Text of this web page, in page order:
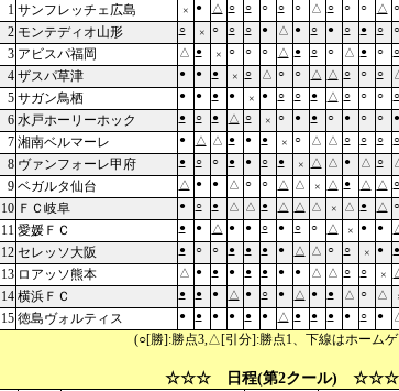
1 サンフレッチェ広島 × ● △ ○ ○ ○ ○ ○ △ ○ ○ ○ △ ○
2 モンテディオ山形 ○ × ○ ○ ○ ● △ ● ○ ● ○ ● ○ ○
3 アビスパ福岡 △ ● × ○ ○ ○ △ ● ○ ○ △ ● ○ ○
4 ザスパ草津 ● ● ● × ○ △ ○ ○ △ △ ○ ○ ○
5 サガン鳥栖 ● ● ● ● × ● ○ ○ ● △ ○ ○ ○ ○
6 水戸ホーリーホック ● ○ ● △ ○ × ○ ● ● ○ ● ○ ○ ●
7 湘南ベルマーレ ● △ △ ● ● ● × ○ △ △ ○ ○ ○ ○
8 ヴァンフォーレ甲府 ● ○ ○ ● ● ○ ● × △ △ ● △ ○
9 ベガルタ仙台 △ ● ● △ ○ ○ △ △ × △ ● △ △ ○
10 ＦＣ岐阜 ● ○ ● △ △ ● △ △ △ × △ ● △ ○
11 愛媛ＦＣ ● ● △ ● ● ○ ● ○ ○ △ × ● ●
12 セレッソ大阪 ● ○ ○ ● ● ● ● △ △ ○ ○ × ● ●
13 ロアッソ熊本 △ ● ● ● ● ● ● ● △ △ ○ ○ ×
14 横浜ＦＣ ● ● ● △ ● ○ ● △ ● ● △ ○ △
15 徳島ヴォルティス ● ● ● ● ● ● △ ● ● ● ● ○ ●
(○[勝]:勝点3,△[引分]:勝点1、下線はホーム
☆☆☆ 日程(第2クール) ☆☆☆